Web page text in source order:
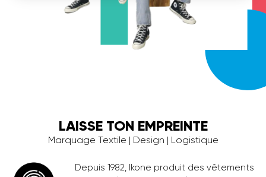
LAISSE TON EMPREINTE
Marquage Textile | Design | Logistique
Depuis 1982, Ikone produit des vêtements